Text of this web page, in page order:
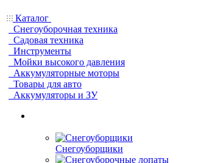
Каталог
Снегоуборочная техника
Садовая техника
Инструменты
Мойки высокого давления
Аккумуляторные моторы
Товары для авто
Аккумуляторы и ЗУ
Снегоуборщики